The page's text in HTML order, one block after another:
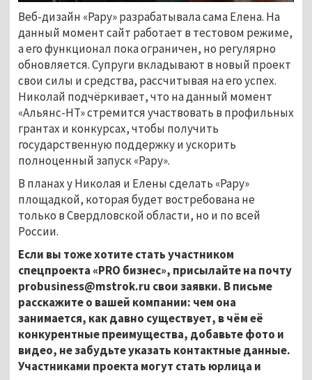
Веб-дизайн «Рару» разрабатывала сама Елена. На
данный момент сайт работает в тестовом режиме,
а его функционал пока ограничен, но регулярно
обновляется. Супруги вкладывают в новый проект
свои силы и средства, рассчитывая на его успех.
Николай подчёркивает, что на данный момент
«Альянс-НТ» стремится участвовать в профильных
грантах и конкурсах, чтобы получить
государственную поддержку и ускорить
полноценный запуск «Рару».
В планах у Николая и Елены сделать «Рару»
площадкой, которая будет востребована не
только в Свердловской области, но и по всей
России.
Если вы тоже хотите стать участником
спецпроекта «PRO бизнес», присылайте на почту
probusiness@mstrok.ru свои заявки. В письме
расскажите о вашей компании: чем она
занимается, как давно существует, в чём её
конкурентные преимущества, добавьте фото и
видео, не забудьте указать контактные данные.
Участниками проекта могут стать юрлица и